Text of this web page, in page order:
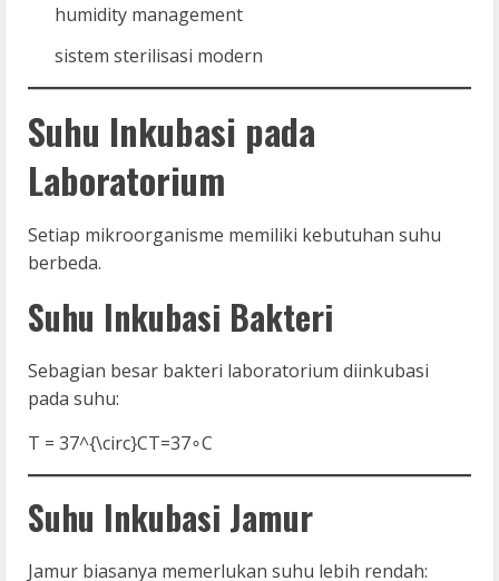
humidity management
sistem sterilisasi modern
Suhu Inkubasi pada
Laboratorium
Setiap mikroorganisme memiliki kebutuhan suhu
berbeda.
Suhu Inkubasi Bakteri
Sebagian besar bakteri laboratorium diinkubasi
pada suhu:
T = 37^{\circ}CT=37∘C
Suhu Inkubasi Jamur
Jamur biasanya memerlukan suhu lebih rendah: